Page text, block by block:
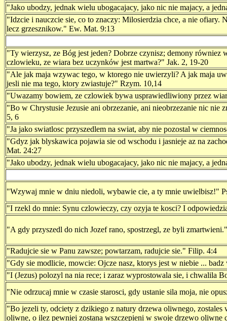
"Jako ubodzy, jednak wielu ubogacajacy, jako nic nie majacy, a
"Idzcie i nauczcie sie, co to znaczy: Milosierdzia chce, a nie
lecz grzesznikow." Ew. Mat. 9:13
"Ty wierzysz, ze Bóg jest jeden? Dobrze czynisz; demony równiez
czlowieku, ze wiara bez uczynków jest martwa?" Jak. 2, 19-20
"Ale jak maja wzywac tego, w ktorego nie uwierzyli? A jak maja
jesli nie ma tego, ktory zwiastuje?" Rzym. 10,14
"Uwazamy bowiem, ze czlowiek bywa usprawiedliwiony przez
"Bo w Chrystusie Jezusie ani obrzezanie, ani nieobrzezanie nic
5, 6
"Ja jako swiatlosc przyszedlem na swiat, aby nie pozostal w
"Gdyz jak blyskawica pojawia sie od wschodu i jasnieje az na
Mat. 24:27
"Jako ubodzy, jednak wielu ubogacajacy, jako nic nie majacy, a
"Wzywaj mnie w dniu niedoli, wybawie cie, a ty mnie uwielbisz!"
"I rzekl do mnie: Synu czlowieczy, czy ozyja te kosci? I
"A gdy przyszedl do nich Jozef rano, spostrzegl, ze byli
"Radujcie sie w Panu zawsze; powtarzam, radujcie sie." Filip. 4:4
"Gdy sie modlicie, mowcie: Ojcze nasz, ktorys jest w niebie ...
"I (Jezus) polozyl na nia rece; i zaraz wyprostowala sie, i chwalila
"Nie odrzucaj mnie w czasie starosci, gdy ustanie sila moja, nie
"Bo jezeli ty, odciety z dzikiego z natury drzewa oliwnego,
oliwne, o ilez pewniej zostana wszczepieni w swoje drzewo